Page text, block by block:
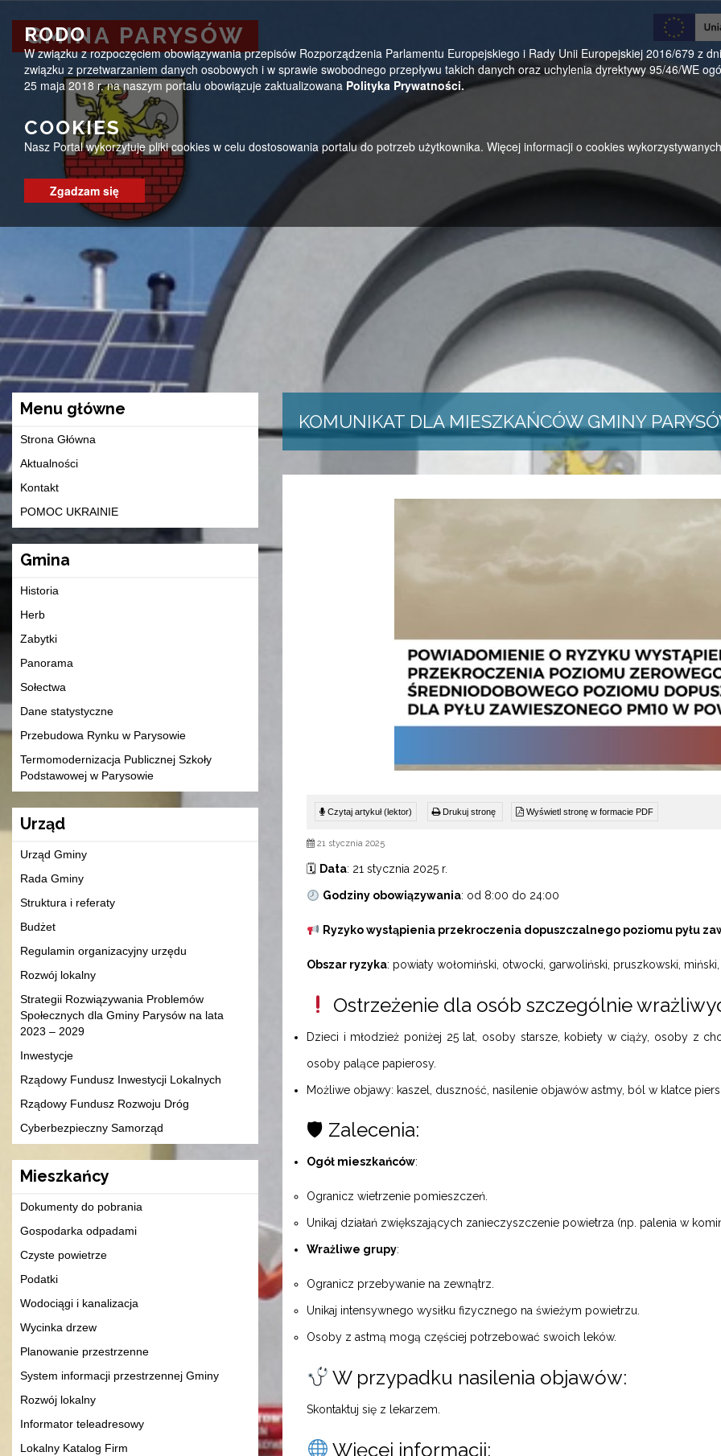
RODO
W związku z rozpoczęciem obowiązywania przepisów Rozporządzenia Parlamentu Europejskiego i Rady Unii Europejskiej 2016/679 z
związku z przetwarzaniem danych osobowych i w sprawie swobodnego przepływu takich danych oraz uchylenia dyrektywy 95/46/WE
25 maja 2018 r. na naszym portalu obowiązuje zaktualizowana Polityka Prywatności.
COOKIES
Nasz Portal wykorzytuje pliki cookies w celu dostosowania portalu do potrzeb użytkownika. Więcej informacji o cookies
Zgadzam się
GMINA PARYSÓW
GMINA PARYSÓW
Menu główne
Strona Główna
Aktualności
Kontakt
POMOC UKRAINIE
Gmina
Historia
Herb
Zabytki
Panorama
Sołectwa
Dane statystyczne
Przebudowa Rynku w Parysowie
Termomodernizacja Publicznej Szkoły
Podstawowej w Parysowie
Urząd
Urząd Gminy
Rada Gminy
Struktura i referaty
Budżet
Regulamin organizacyjny urzędu
Rozwój lokalny
Strategii Rozwiązywania Problemów
Społecznych dla Gminy Parysów na lata
2023 – 2029
Inwestycje
Rządowy Fundusz Inwestycji Lokalnych
Rządowy Fundusz Rozwoju Dróg
Cyberbezpieczny Samorząd
Mieszkańcy
Dokumenty do pobrania
Gospodarka odpadami
Czyste powietrze
Podatki
Wodociągi i kanalizacja
Wycinka drzew
Planowanie przestrzenne
System informacji przestrzennej Gminy
Rozwój lokalny
Informator teleadresowy
Lokalny Katalog Firm
KOMUNIKAT DLA MIESZKAŃCÓW GMINY
Czytaj artykuł (lektor) Drukuj stronę Wyświetl stronę w formacie PDF
21 stycznia 2025
🗓 Data: 21 stycznia 2025 r.
Godziny obowiązywania: od 8:00 do 24:00
Ryzyko wystąpienia przekroczenia dopuszczalnego poziomu pyłu
Obszar ryzyka: powiaty wołomiński, otwocki, garwoliński, pruszkowski,
Ostrzeżenie dla osób szczególnie
Dzieci i młodzież poniżej 25 lat, osoby starsze, kobiety w ciąży, osoby z
osoby palące papierosy.
Możliwe objawy: kaszel, duszność, nasilenie objawów astmy, ból w klatce
🛡 Zalecenia:
Ogół mieszkańców:
Ogranicz wietrzenie pomieszczeń.
Unikaj działań zwiększających zanieczyszczenie powietrza (np. palenia w
Wrażliwe grupy:
Ogranicz przebywanie na zewnątrz.
Unikaj intensywnego wysiłku fizycznego na świeżym powietrzu.
Osoby z astmą mogą częściej potrzebować swoich leków.
W przypadku nasilenia objawów:
Skontaktuj się z lekarzem.
Więcej informacji: